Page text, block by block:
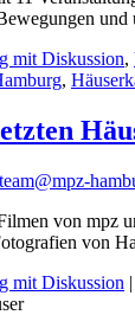
mit Diskussion,
,
team@mpz-
von mpz
von
mit Diskussion |